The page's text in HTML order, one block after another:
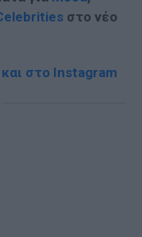
στο νέο
στο Instagram